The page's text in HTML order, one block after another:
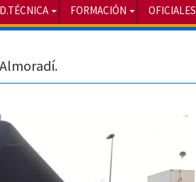
D.TÉCNICA FORMACIÓN OFICIALES